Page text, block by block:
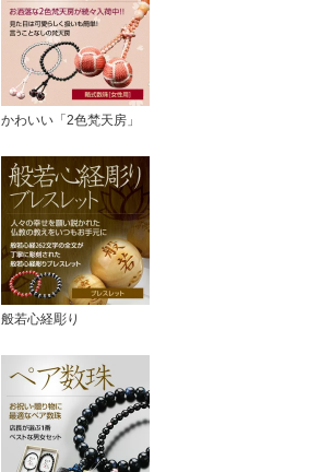
かわいい「2色梵天房」
般若心経彫り